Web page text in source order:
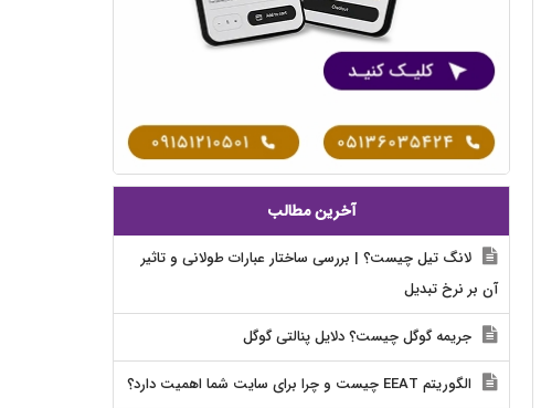
آخرین مطالب
لانگ تیل چیست؟ | بررسی ساختار عبارات طولانی و تاثیر
آن بر نرخ تبدیل
جریمه گوگل چیست؟ دلایل پنالتی گوگل
الگوریتم EEAT چیست و چرا برای سایت شما اهمیت دارد؟